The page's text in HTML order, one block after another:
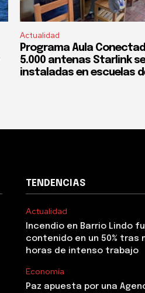
Actualidad
Programa Aula
5.000 antenas Starlink
instaladas en escuelas
TENDENCIAS
Actualidad
Incendio en Barrio Lindo
contenido en un 50% tras
horas de intenso trabajo
Economía
Paz apuesta por una